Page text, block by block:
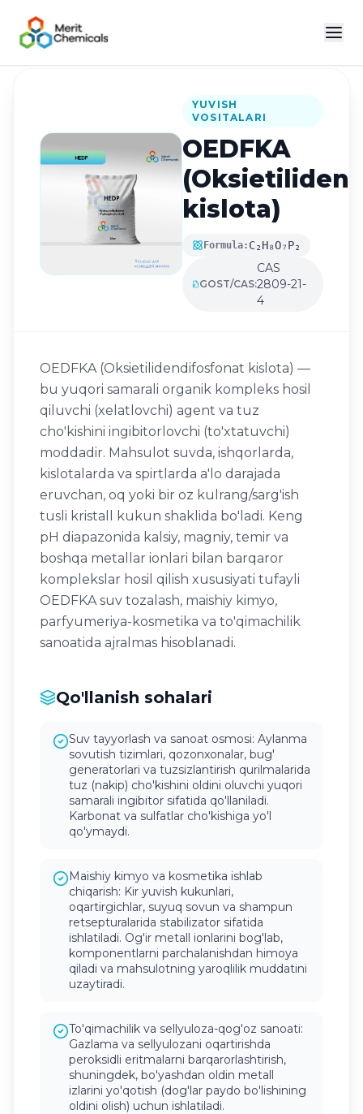
Katalogga qaytish
YUVISH
VOSITALARI
OEDFKA
kislota)
Formula: C₂H₈O₇P₂
GOST/CAS:
CAS
2809-21-
4
OEDFKA (Oksietilidendifosfonat kislota) —
bu yuqori samarali organik kompleks hosil
qiluvchi (xelatlovchi) agent va tuz
cho'kishini ingibitorlovchi (to'xtatuvchi)
moddadir. Mahsulot suvda, ishqorlarda,
kislotalarda va spirtlarda a'lo darajada
eruvchan, oq yoki bir oz kulrang/sarg'ish
tusli kristall kukun shaklida bo'ladi. Keng
pH diapazonida kalsiy, magniy, temir va
boshqa metallar ionlari bilan barqaror
komplekslar hosil qilish xususiyati tufayli
OEDFKA suv tozalash, maishiy kimyo,
parfyumeriya-kosmetika va to'qimachilik
sanoatida ajralmas hisoblanadi.
Qo'llanish sohalari
Suv tayyorlash va sanoat osmosi: Aylanma
sovutish tizimlari, qozonxonalar, bug'
generatorlari va tuzsizlantirish qurilmalarida
tuz (nakip) cho'kishini oldini oluvchi yuqori
samarali ingibitor sifatida qo'llaniladi.
Karbonat va sulfatlar cho'kishiga yo'l
qo'ymaydi.
Maishiy kimyo va kosmetika ishlab
chiqarish: Kir yuvish kukunlari,
oqartirgichlar, suyuq sovun va shampun
retsepturalarida stabilizator sifatida
ishlatiladi. Og'ir metall ionlarini bog'lab,
komponentlarni parchalanishdan himoya
qiladi va mahsulotning yaroqlilik muddatini
uzaytiradi.
To'qimachilik va sellyuloza-qog'oz sanoati:
Gazlama va sellyulozani oqartirishda
peroksidli eritmalarni barqarorlashtirish,
shuningdek, bo'yashdan oldin metall
izlarini yo'qotish (dog'lar paydo bo'lishining
oldini olish) uchun ishlatiladi.